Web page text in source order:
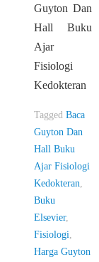
Guyton Dan
Hall Buku
Ajar
Fisiologi
Kedokteran
Tagged Baca
Guyton Dan
Hall Buku
Ajar Fisiologi
Kedokteran
Buku
Elsevier,
Fisiologi
Harga Guyton